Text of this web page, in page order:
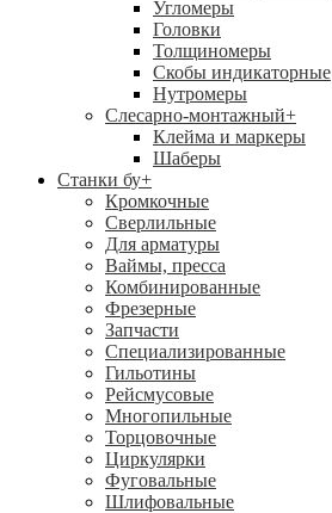
Угломеры
Головки
Толщиномеры
Скобы индикаторные
Нутромеры
Слесарно-монтажный+
Клейма и маркеры
Шаберы
Станки бу+
Кромкочные
Сверлильные
Для арматуры
Ваймы, пресса
Комбинированные
Фрезерные
Запчасти
Специализированные
Гильотины
Рейсмусовые
Многопильные
Торцовочные
Циркулярки
Фуговальные
Шлифовальные